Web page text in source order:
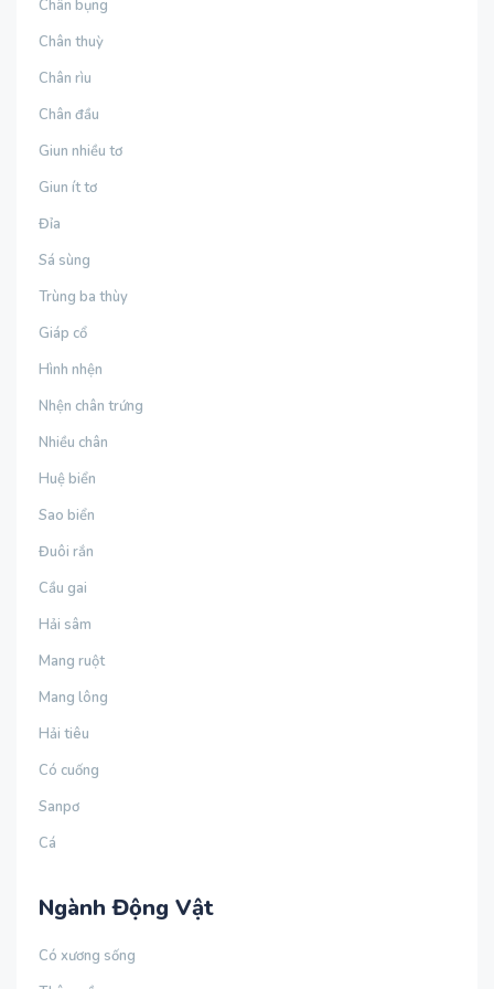
Chân bụng
Chân thuỳ
Chân rìu
Chân đầu
Giun nhiều tơ
Giun ít tơ
Đỉa
Sá sùng
Trùng ba thùy
Giáp cổ
Hình nhện
Nhện chân trứng
Nhiều chân
Huệ biển
Sao biển
Đuôi rắn
Cầu gai
Hải sâm
Mang ruột
Mang lông
Hải tiêu
Có cuống
Sanpơ
Cá
Ngành Động Vật
Có xương sống